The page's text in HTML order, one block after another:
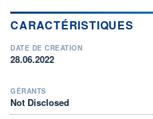
CARACTÉRISTIQUES
DATE DE CRÉATION
28.06.2022
GÉRANTS
Not Disclosed